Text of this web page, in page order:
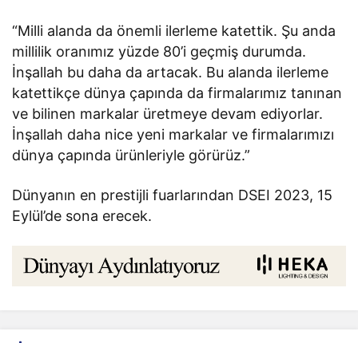
“Milli alanda da önemli ilerleme katettik. Şu anda
millilik oranımız yüzde 80’i geçmiş durumda.
İnşallah bu daha da artacak. Bu alanda ilerleme
katettikçe dünya çapında da firmalarımız tanınan
ve bilinen markalar üretmeye devam ediyorlar.
İnşallah daha nice yeni markalar ve firmalarımızı
dünya çapında ürünleriyle görürüz.”
Dünyanın en prestijli fuarlarından DSEI 2023, 15
Eylül’de sona erecek.​​​​​​​